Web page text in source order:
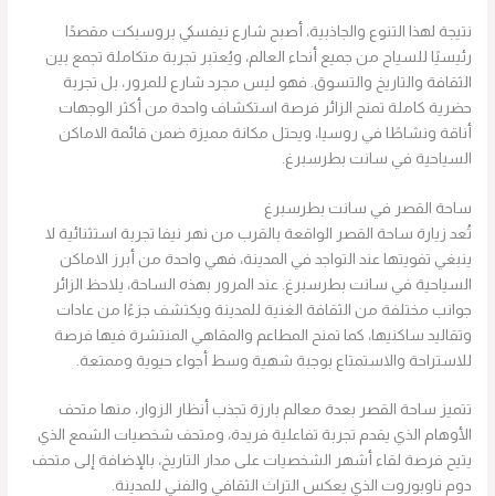
نتيجة لهذا التنوع والجاذبية، أصبح شارع نيفسكي بروسبكت مقصدًا
رئيسيًا للسياح من جميع أنحاء العالم، ويُعتبر تجربة متكاملة تجمع بين
الثقافة والتاريخ والتسوق. فهو ليس مجرد شارع للمرور، بل تجربة
حضرية كاملة تمنح الزائر فرصة استكشاف واحدة من أكثر الوجهات
أناقة ونشاطًا في روسيا، ويحتل مكانة مميزة ضمن قائمة الاماكن
السياحية في سانت بطرسبرغ.
ساحة القصر في سانت بطرسبرغ
تُعد زيارة ساحة القصر الواقعة بالقرب من نهر نيفا تجربة استثنائية لا
ينبغي تفويتها عند التواجد في المدينة، فهي واحدة من أبرز الاماكن
السياحية في سانت بطرسبرغ. عند المرور بهذه الساحة، يلاحظ الزائر
جوانب مختلفة من الثقافة الغنية للمدينة ويكتشف جزءًا من عادات
وتقاليد ساكنيها، كما تمنح المطاعم والمقاهي المنتشرة فيها فرصة
للاستراحة والاستمتاع بوجبة شهية وسط أجواء حيوية وممتعة.
تتميز ساحة القصر بعدة معالم بارزة تجذب أنظار الزوار، منها متحف
الأوهام الذي يقدم تجربة تفاعلية فريدة، ومتحف شخصيات الشمع الذي
يتيح فرصة لقاء أشهر الشخصيات على مدار التاريخ، بالإضافة إلى متحف
دوم ناوبوروت الذي يعكس التراث الثقافي والفني للمدينة.